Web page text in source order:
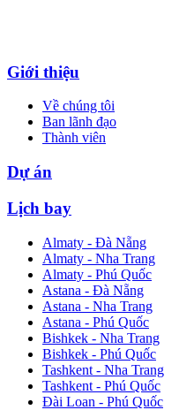
Giới thiệu
Về chúng tôi
Ban lãnh đạo
Thành viên
Dự án
Lịch bay
Almaty - Đà Nẵng
Almaty - Nha Trang
Almaty - Phú Quốc
Astana - Đà Nẵng
Astana - Nha Trang
Astana - Phú Quốc
Bishkek - Nha Trang
Bishkek - Phú Quốc
Tashkent - Nha Trang
Tashkent - Phú Quốc
Đài Loan - Phú Quốc